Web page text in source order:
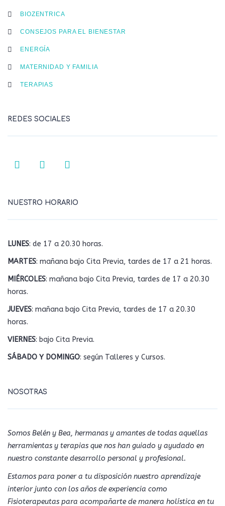
BIOZENTRICA
CONSEJOS PARA EL BIENESTAR
ENERGÍA
MATERNIDAD Y FAMILIA
TERAPIAS
REDES SOCIALES
NUESTRO HORARIO
LUNES: de 17 a 20.30 horas.
MARTES: mañana bajo Cita Previa, tardes de 17 a 21 horas.
MIÉRCOLES: mañana bajo Cita Previa, tardes de 17 a 20.30
horas.
JUEVES: mañana bajo Cita Previa, tardes de 17 a 20.30
horas.
VIERNES: bajo Cita Previa.
SÁBADO Y DOMINGO: según Talleres y Cursos.
NOSOTRAS
Somos Belén y Bea, hermanas y amantes de todas aquellas
herramientas y terapias que nos han guiado y ayudado en
nuestro constante desarrollo personal y profesional.
Estamos para poner a tu disposición nuestro aprendizaje
interior junto con los años de experiencia como
Fisioterapeutas para acompañarte de manera holística en tu